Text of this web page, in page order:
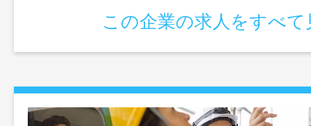
場合あり。 （他部門とは…レジ・青果・
ロア・事務係など）この企業の求人をすべて